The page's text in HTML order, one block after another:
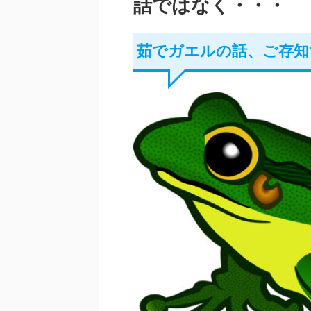
話ではなく・・・
茹でガエルの話、ご存